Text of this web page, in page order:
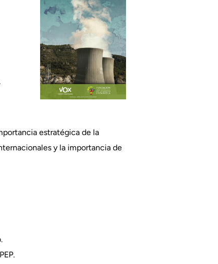
estratégica de la
y la importancia de